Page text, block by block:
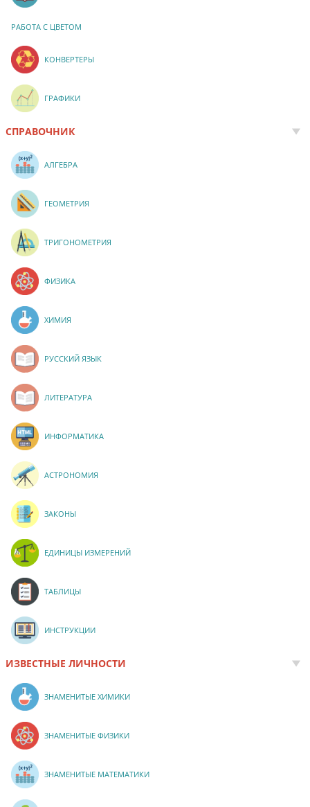
РАБОТА С ЦВЕТОМ
КОНВЕРТЕРЫ
ГРАФИКИ
СПРАВОЧНИК
АЛГЕБРА
ГЕОМЕТРИЯ
ТРИГОНОМЕТРИЯ
ФИЗИКА
ХИМИЯ
РУССКИЙ ЯЗЫК
ЛИТЕРАТУРА
ИНФОРМАТИКА
АСТРОНОМИЯ
ЗАКОНЫ
ЕДИНИЦЫ ИЗМЕРЕНИЙ
ТАБЛИЦЫ
ИНСТРУКЦИИ
ИЗВЕСТНЫЕ ЛИЧНОСТИ
ЗНАМЕНИТЫЕ ХИМИКИ
ЗНАМЕНИТЫЕ ФИЗИКИ
ЗНАМЕНИТЫЕ МАТЕМАТИКИ